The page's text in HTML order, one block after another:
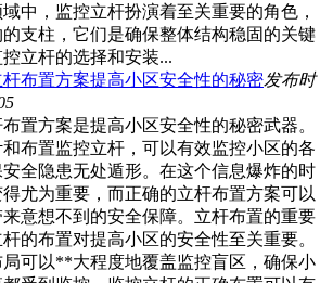
中，监控立杆扮演着至关重要的角色，
支柱，它们是确保整体结构稳固的关键
立杆的选择和安装...
布置方案提高小区安全性的秘密发布时
置方案是提高小区安全性的秘密武器。
布置监控立杆，可以有效监控小区的各
全隐患无处遁形。在这个信息爆炸的时
尤为重要，而正确的立杆布置方案可以
意想不到的安全保障。立杆布置的重要
的布置对提高小区的安全性至关重要。
可以**大程度地覆盖监控盲区，确保小